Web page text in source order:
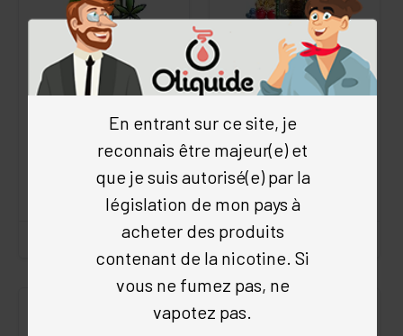
KEROZEN OG CBD
The Holy Holy
Liquideo
dès 7.30 €
KOSHER KUSH CBD
The Holy Holy
•Cerise
Pomme•Tarte•
dès 7.30 €
achat en volume
CBD
En entrant sur ce site, je
reconnais être majeur(e) et
que je suis autorisé(e) par la
législation de mon pays à
acheter des produits
contenant de la nicotine. Si
vous ne fumez pas, ne
vapotez pas.